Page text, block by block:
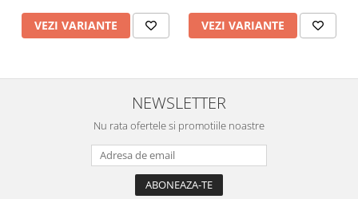
VEZI VARIANTE VEZI VARIANTE
NEWSLETTER
Nu rata ofertele si promotiile noastre